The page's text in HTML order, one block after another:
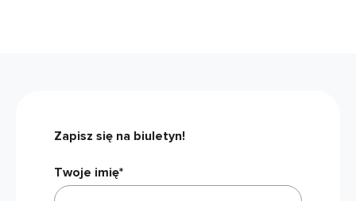
Zapisz się na biuletyn!
Twoje imię*